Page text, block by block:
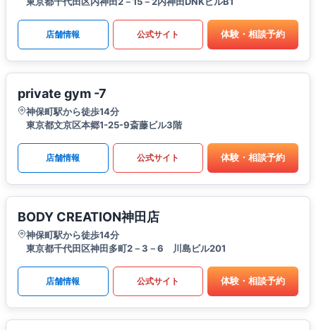
店舗情報 公式サイト 体験・相談予約
private gym -7
神保町駅から徒歩14分
東京都文京区本郷1-25-9斎藤ビル3階
店舗情報 公式サイト 体験・相談予約
BODY CREATION神田店
神保町駅から徒歩14分
東京都千代田区神田多町2－3－6 川島ビル201
店舗情報 公式サイト 体験・相談予約